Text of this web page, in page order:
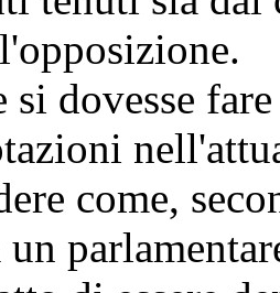
si dovesse
come,